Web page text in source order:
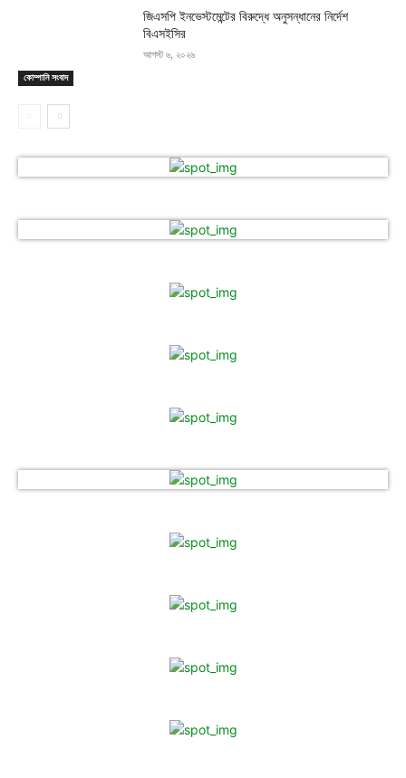
কোম্পানি সংবাদ
জিএসপি ইনভেস্টমেন্টের বিরুদ্ধে অনুসন্ধানের নির্দেশ
বিএসইসির
আগস্ট ৬, ২০২৬